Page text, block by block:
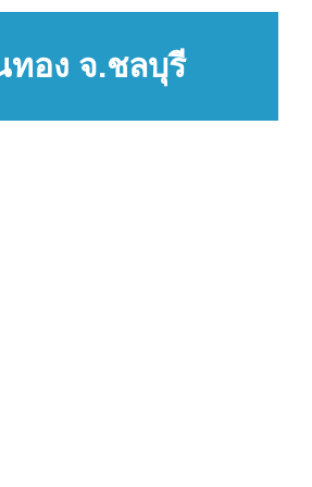
ทอง จ.ชลบุรี